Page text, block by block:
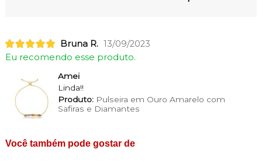
Bruna R. 13/09/2023
Eu recomendo esse produto.
Amei
Linda!!
Produto:Pulseira em Ouro Amarelo com
Safiras e Diamantes
Você também pode gostar de